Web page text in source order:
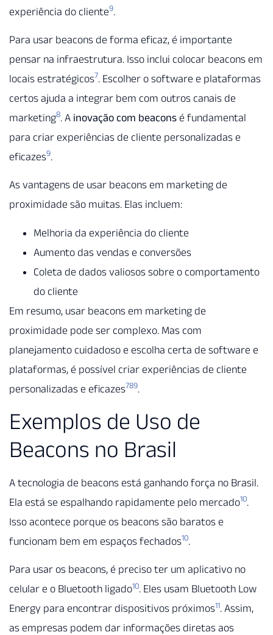
experiência do cliente9.
Para usar beacons de forma eficaz, é importante
pensar na infraestrutura. Isso inclui colocar beacons em
locais estratégicos7. Escolher o software e plataformas
certos ajuda a integrar bem com outros canais de
marketing8. A inovação com beacons é fundamental
para criar experiências de cliente personalizadas e
eficazes9.
As vantagens de usar beacons em marketing de
proximidade são muitas. Elas incluem:
Melhoria da experiência do cliente
Aumento das vendas e conversões
Coleta de dados valiosos sobre o comportamento
do cliente
Em resumo, usar beacons em marketing de
proximidade pode ser complexo. Mas com
planejamento cuidadoso e escolha certa de software e
plataformas, é possível criar experiências de cliente
personalizadas e eficazes789.
Exemplos de Uso de
Beacons no Brasil
A tecnologia de beacons está ganhando força no Brasil.
Ela está se espalhando rapidamente pelo mercado10.
Isso acontece porque os beacons são baratos e
funcionam bem em espaços fechados10.
Para usar os beacons, é preciso ter um aplicativo no
celular e o Bluetooth ligado10. Eles usam Bluetooth Low
Energy para encontrar dispositivos próximos11. Assim,
as empresas podem dar informações diretas aos